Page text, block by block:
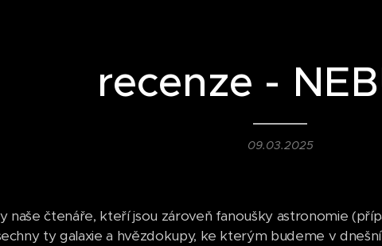
recenze -
09.03.2025
naše čtenáře, kteří jsou zároveň fanoušky astronomie
ty galaxie a hvězdokupy, ke kterým budeme v